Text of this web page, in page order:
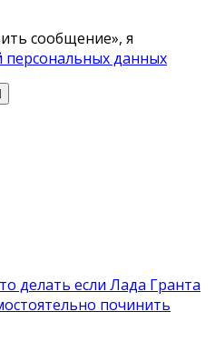
сообщение», я
персональных данных
делать если Лада Гранта
починить